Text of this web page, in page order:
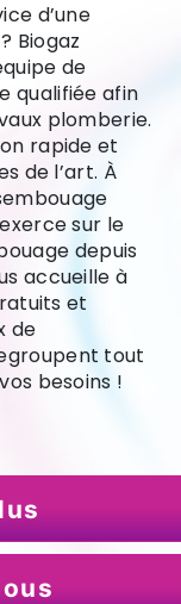
d’une
Biogaz
de
qualifiée afin
plomberie.
rapide et
de l’art. À
sur le
depuis
accueille à
et
de
tout
besoins !